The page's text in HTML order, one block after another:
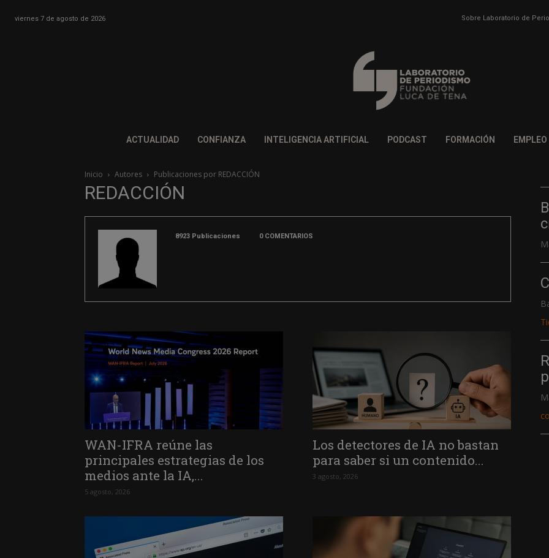
viernes 7 de agosto de 2026 Sobre Laboratorio de
ACTUALIDAD CONFIANZA INTELIGENCIA ARTIFICIAL PODCAST FORMACIÓN EMPLEO
Inicio Autores Publicaciones por REDACCIÓN
REDACCIÓN
8923 Publicaciones 0 COMENTARIOS
WAN-IFRA reúne las
principales estrategias de los
medios ante la IA,...
5 agosto, 2026
Los detectores de IA no bastan
para saber si un contenido...
3 agosto, 2026